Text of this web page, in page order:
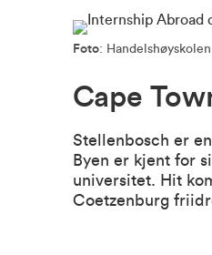
Foto:
Cape
Stellenbosch er
Byen er kjent for
universitet. Hit
Coetzenburg